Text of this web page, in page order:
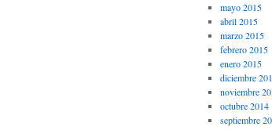
mayo 2015
abril 2015
marzo 2015
febrero 2015
enero 2015
diciembre
noviembre
octubre 2014
septiembre